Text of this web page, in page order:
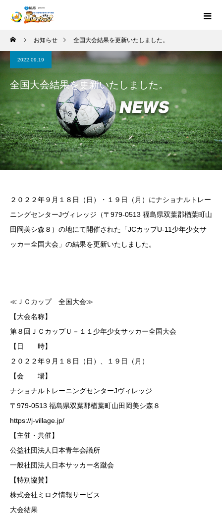
お知らせ 全国大会結果を更新いたしました。
2022.09.19
全国大会結果を更新いたしました。
２０２２年９月１８日（日）・１９日（月）にナショナルトレー
ニングセンターJヴィレッジ（〒979-0513 福島県双葉郡楢葉町山
田岡美シ森８）の地にて開催された「JCカップU-11少年少女サ
ッカー全国大会」の結果を更新いたしました。
≪ＪＣカップ 全国大会≫
【大会名称】
第８回ＪＣカップＵ－１１少年少女サッカー全国大会
【日 時】
２０２２年９月１８日（日）、１９日（月）
【会 場】
ナショナルトレーニングセンターJヴィレッジ
〒979-0513 福島県双葉郡楢葉町山田岡美シ森８
https://j-village.jp/
【主催・共催】
公益社団法人日本青年会議所
一般社団法人日本サッカー名蹴会
【特別協賛】
株式会社ミロク情報サービス
大会結果